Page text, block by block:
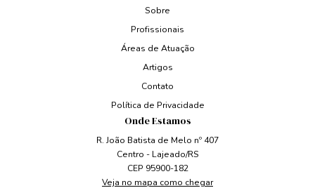
Sobre
Profissionais
Áreas de Atuação
Artigos
Contato
Política de Privacidade
Onde Estamos
R. João Batista de Melo nº 407
Centro - Lajeado/RS
CEP 95900-182
Veja no mapa como chegar